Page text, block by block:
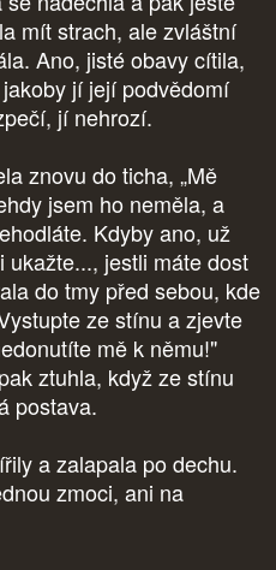
mít strach, ale zvláštní
Ano, jisté obavy cítila,
jí její podvědomí
jí nehrozí.
znovu do ticha, „Mě
jsem ho neměla, a
Kdyby ano, už
ukažte..., jestli máte dost
do tmy před sebou, kde
ze stínu a zjevte
mě k němu!"
ztuhla, když ze stínu
postava.
a zalapala po dechu.
zmoci, ani na